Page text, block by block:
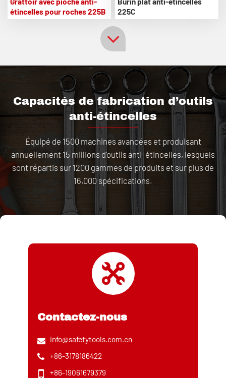
étincelles pour roches 225B
225C
Capacités de fabrication d’outils
anti-étincelles
Équipé de 1500 machines avancées et produisant
annuellement 15 millions d'outils anti-étincelles, lesquels
sont répartis sur 1200 gammes de produits et sur plus de
16.000 spécifications.
Contactez-nous
info@safetytools.com.cn
+86-3178186422
+86-19061679379